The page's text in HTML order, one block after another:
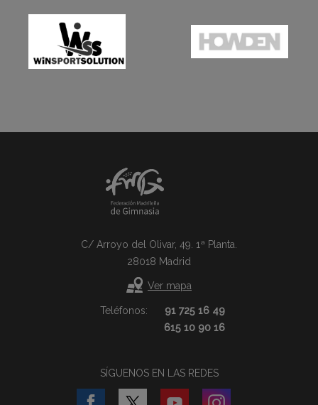
C/ Arroyo del Olivar, 49. 1ª Planta.
28018 Madrid
Ver mapa
Teléfonos:
91 725 16 49
615 10 90 16
SÍGUENOS EN LAS REDES